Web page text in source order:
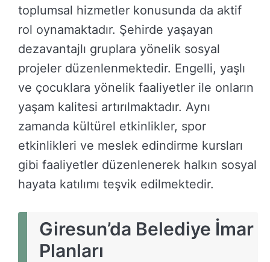
toplumsal hizmetler konusunda da aktif
rol oynamaktadır. Şehirde yaşayan
dezavantajlı gruplara yönelik sosyal
projeler düzenlenmektedir. Engelli, yaşlı
ve çocuklara yönelik faaliyetler ile onların
yaşam kalitesi artırılmaktadır. Aynı
zamanda kültürel etkinlikler, spor
etkinlikleri ve meslek edindirme kursları
gibi faaliyetler düzenlenerek halkın sosyal
hayata katılımı teşvik edilmektedir.
Giresun’da Belediye İmar
Planları